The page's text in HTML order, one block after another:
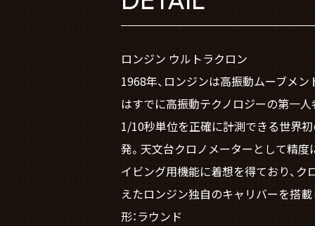
ロンジン ウルトラクロン
1968年、ロンジンは高振動ムーブメ
はすでに高振動テクノロジーの第一
1/10秒単位を正確に計測できる世界
発。天文台クロノメーターとして精度
イビング用機能に着想を得ており、
えたロンジン独自のキャリバーを搭載
形：ラウンド